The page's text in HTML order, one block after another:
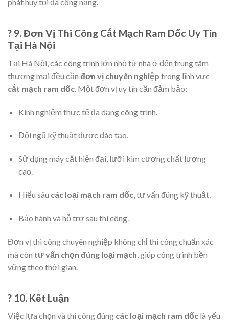
phát huy tối đa công năng.
?️ 9. Đơn Vị Thi Công Cắt Mạch Ram Dốc Uy Tín
Tại Hà Nội
Tại Hà Nội, các công trình lớn nhỏ từ nhà ở đến trung tâm
thương mại đều cần đơn vị chuyên nghiệp trong lĩnh vực
cắt mạch ram dốc . Một đơn vị uy tín cần đảm bảo:
Kinh nghiệm thực tế đa dạng công trình.
Đội ngũ kỹ thuật được đào tạo.
Sử dụng máy cắt hiện đại, lưỡi kim cương chất lượng
cao.
Hiểu sâu các loại mạch ram dốc, tư vấn đúng kỹ thuật.
Bảo hành và hỗ trợ sau thi công.
Đơn vị thi công chuyên nghiệp không chỉ thi công chuẩn xác
mà còn tư vấn chọn đúng loại mạch , giúp công trình bền
vững theo thời gian.
? 10. Kết Luận
Việc lựa chọn và thi công đúng các loại mạch ram dốc là yếu